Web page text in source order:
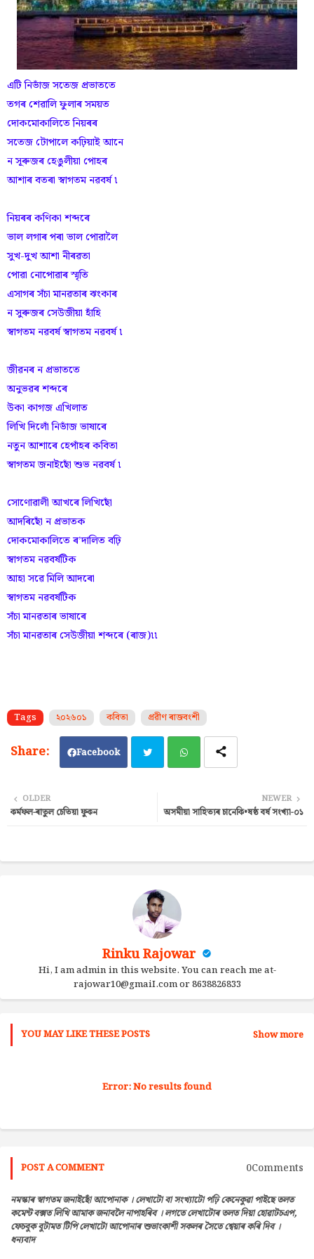
এটি নিভাঁজ সতেজ প্ৰভাততে
তগৰ শেৱালি ফুলাৰ সময়ত
দোকমোকালিতে নিয়ৰৰ
সতেজ টোপালে কঢ়িয়াই আনে
ন সূৰুজৰ হেঙুলীয়া পোহৰ
আশাৰ বতৰা স্বাগতম নৱবৰ্ষ ৷
নিয়ৰৰ কণিকা শব্দৰে
ভাল লগাৰ পৰা ভাল পোৱালৈ
সুখ-দুখ আশা নীৰৱতা
পোৱা নোপোৱাৰ স্মৃতি
এসাগৰ সঁচা মানৱতাৰ ঝংকাৰ
ন সুৰুজৰ সেউজীয়া হাঁহি
স্বাগতম নৱবৰ্ষ স্বাগতম নৱবৰ্ষ ৷
জীৱনৰ ন প্ৰভাততে
অনুভৱৰ শব্দৰে
উকা কাগজ এখিলাত
লিখি দিলোঁ নিভাঁজ ভাষাৰে
নতুন আশাৰে হেপাঁহৰ কবিতা
স্বাগতম জনাইছোঁ শুভ নৱবৰ্ষ ৷
সোণোৱালী আখৰে লিখিছোঁ
আদৰিছোঁ ন প্ৰভাতক
দোকমোকালিতে ৰ’দালিত বঢ়ি
স্বাগতম নৱবৰ্ষটিক
আহা সৱে মিলি আদৰো
স্বাগতম নৱবৰ্ষটিক
সঁচা মানৱতাৰ ভাষাৰে
সঁচা মানৱতাৰ সেউজীয়া শব্দৰে (ৰাজ)৷৷
Tags ২০২৬০১ কবিতা প্ৰৱীণ ৰাজবংশী
Facebook
ats
NEWER
অসমীয়া সাহিত্যৰ চানেকি•ষষ্ঠ বৰ্ষ সংখ্যা-০১
OLDER
কৰ্মফল-ৰাতুল চেতিয়া ফুকন
Rinku Rajowar
Hi, I am admin in this website. You can reach me at-
rajowar10@gmaiI.com or 8638826833
YOU MAY LIKE THESE POSTS Show more
Error:No results found
POST A COMMENT 0Comments
নমস্কাৰ স্বাগতম জনাইছোঁ আপোনাক । লেখাটো বা সংখ্যাটো পঢ়ি কেনেকুৱা পাইছে তলত
কমেন্ট বক্সত লিখি আমাক জনাবলৈ নাপাহৰিব । লগতে লেখাটোৰ তলত দিয়া হোৱাটচএপ,
ফেচবুক বুটামত টিপি লেখাটো আপোনাৰ শুভাংকাশী সকলৰ সৈতে শ্বেয়াৰ কৰি দিব ।
ধন্যবাদ